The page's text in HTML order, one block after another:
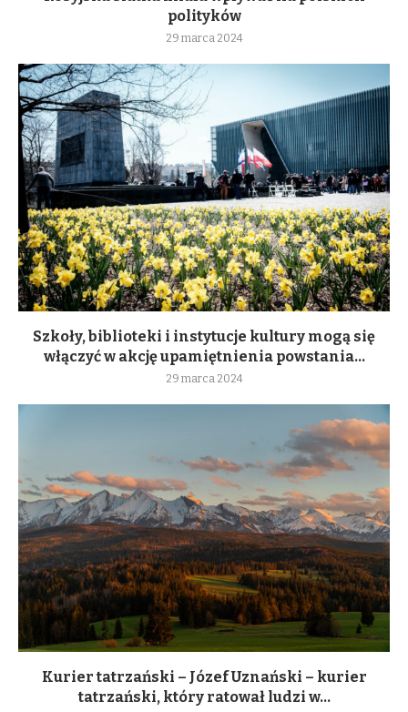
polityków
29 marca 2024
Szkoły, biblioteki i instytucje kultury mogą się
włączyć w akcję upamiętnienia powstania...
29 marca 2024
Kurier tatrzański – Józef Uznański – kurier
tatrzański, który ratował ludzi w...